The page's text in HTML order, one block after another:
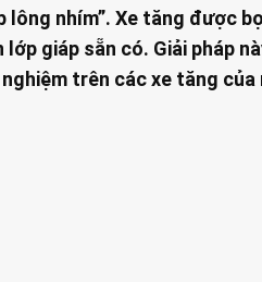
lông nhím”. Xe tăng được
giáp sẵn có. Giải pháp
trên các xe tăng của